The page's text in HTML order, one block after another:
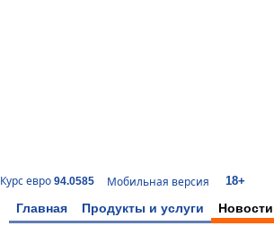
Курс евро 94.0585 Мобильная версия 18+
Главная Продукты и услуги Новости